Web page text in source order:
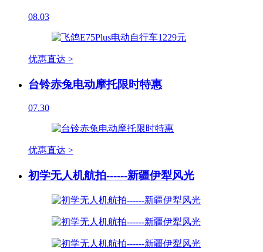
08.03
优惠直达 >
台铃赤兔电动摩托限时特惠
07.30
优惠直达 >
初学无人机航拍------新疆伊犁风光